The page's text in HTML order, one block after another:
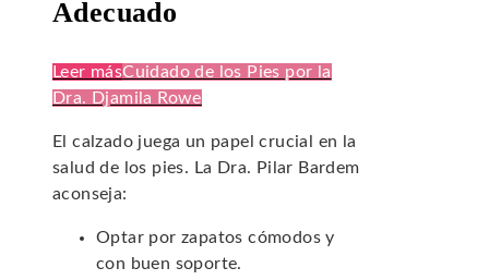
Adecuado
Leer másCuidado de los Pies por la
Dra. Djamila Rowe
El calzado juega un papel crucial en la
salud de los pies. La Dra. Pilar Bardem
aconseja:
Optar por zapatos cómodos y
con buen soporte.